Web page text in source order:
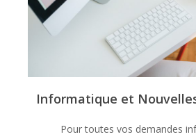
Informatique et
Pour toutes vos demandes